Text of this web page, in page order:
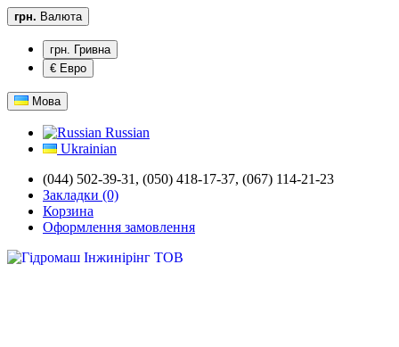
грн. Валюта
грн. Гривна
€ Евро
Мова
Russian
Ukrainian
(044) 502-39-31, (050) 418-17-37, (067) 114-21-23
Закладки (0)
Корзина
Оформлення замовлення